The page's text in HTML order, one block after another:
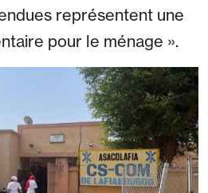
représentent une
pour le ménage ».